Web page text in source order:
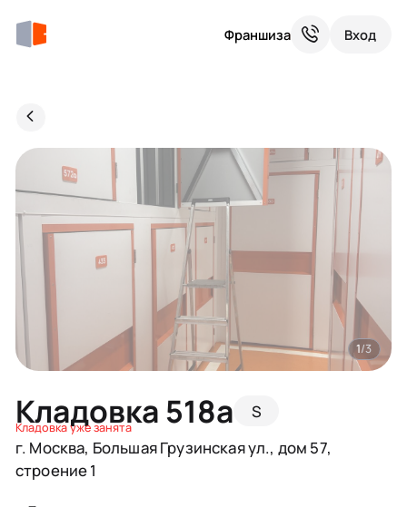
Франшиза Вход
Кладовка 518a S
Кладовка уже занята
г. Москва, Большая Грузинская ул., дом 57,
строение 1
1/3